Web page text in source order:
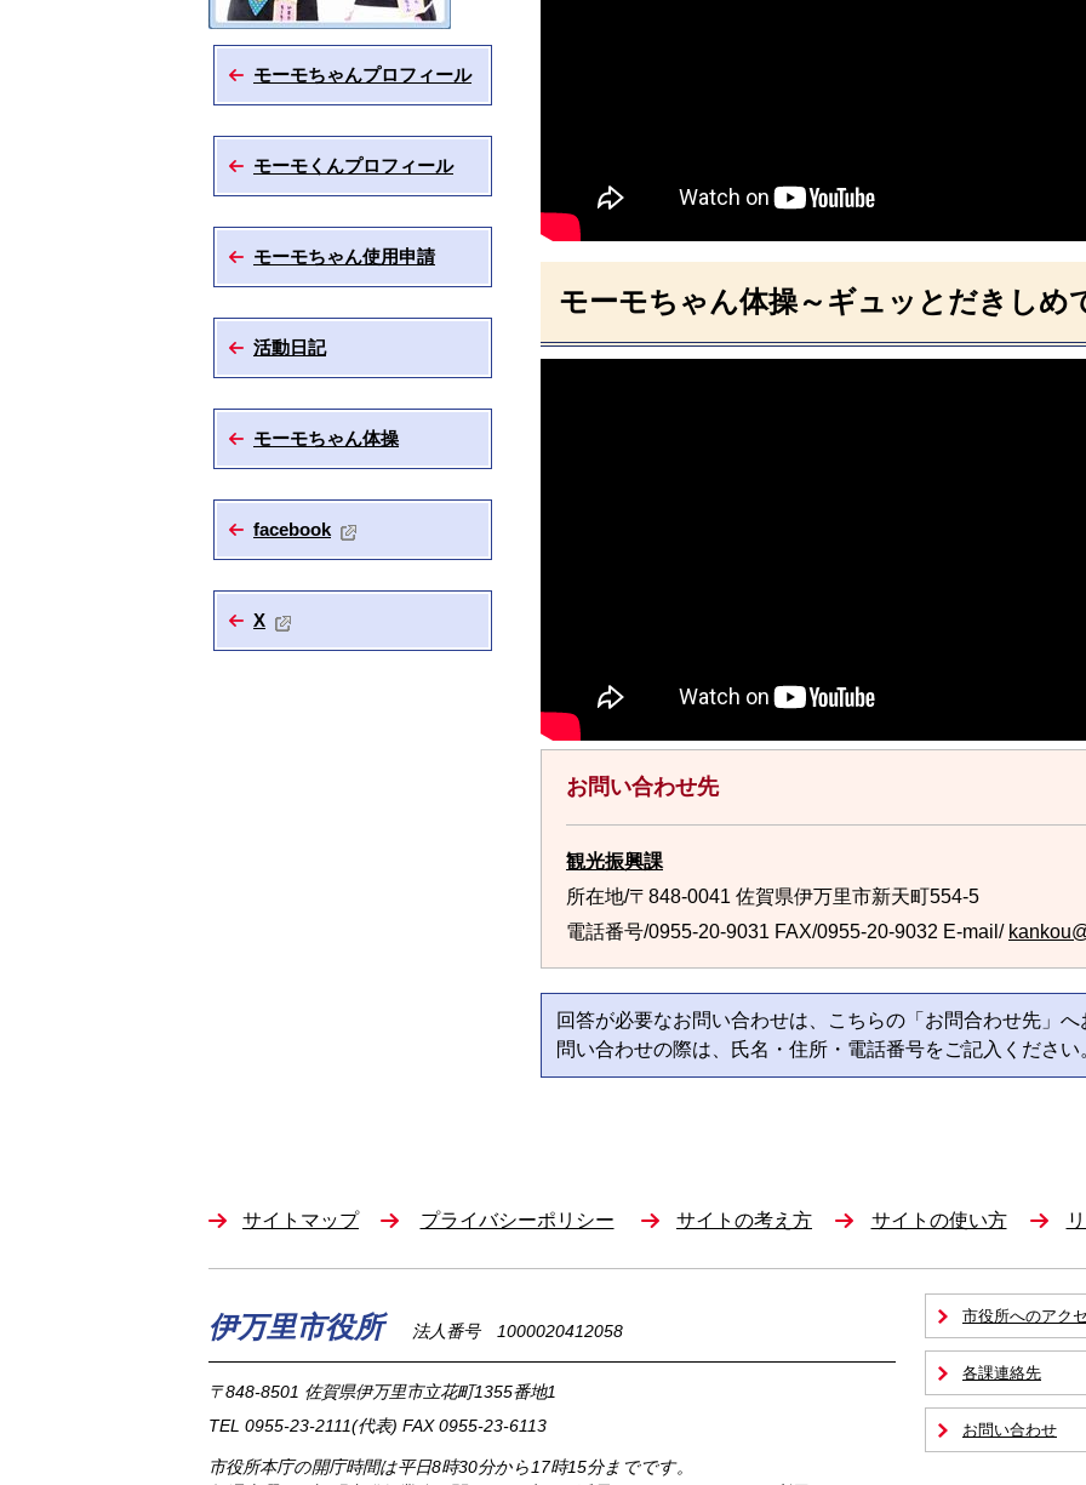
モーモちゃんプロフィール
モーモくんプロフィール
モーモちゃん使用申請
活動日記
モーモちゃん体操
facebook
X
モーモちゃん体操～ギュッとだきしめ
お問い合わせ先
観光振興課
所在地/〒848-0041 佐賀県伊万里市新天町554-5
電話番号/0955-20-9031 FAX/0955-20-9032 E-mail/
回答が必要なお問い合わせは、こちらの「お問合わせ先」
問い合わせの際は、氏名・住所・電話番号をご記入ください
サイトマップ プライバシーポリシー サイトの考え方 サイトの使い方
伊万里市役所 法人番号 1000020412058
〒848-8501 佐賀県伊万里市立花町1355番地1
TEL 0955-23-2111(代表) FAX 0955-23-6113
市役所本庁の開庁時間は平日8時30分から17時15分までです。
市役所へのアク
各課連絡先
お問い合わせ